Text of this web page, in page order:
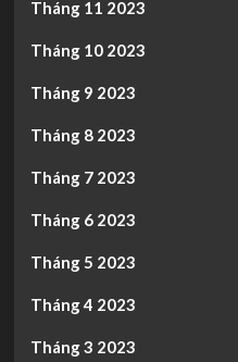
Tháng 11 2023
Tháng 10 2023
Tháng 9 2023
Tháng 8 2023
Tháng 7 2023
Tháng 6 2023
Tháng 5 2023
Tháng 4 2023
Tháng 3 2023